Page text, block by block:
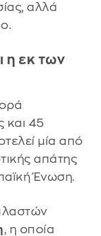
αλλά
η εκ των
και 45
μία από
απάτης
Ένωση.
, η οποία